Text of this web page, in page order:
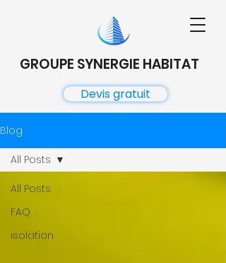
GROUPE SYNERGIE HABITAT
Devis gratuit
Blog
All Posts
FAQ
isolation
All Posts